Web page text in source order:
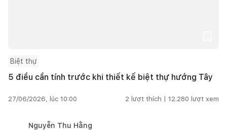
Biệt thự
5 điều cần tính trước khi thiết kế biệt thự hướng Tây
27/06/2026, lúc 10:00 2 lượt thích | 12.280 lượt xem
Nguyễn Thu Hằng